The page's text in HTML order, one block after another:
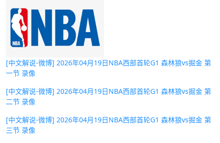
[中文解说-微博] 2026年04月19日NBA西部首轮G1 森林狼vs掘金 第
一节 录像
[中文解说-微博] 2026年04月19日NBA西部首轮G1 森林狼vs掘金 第
二节 录像
[中文解说-微博] 2026年04月19日NBA西部首轮G1 森林狼vs掘金 第
三节 录像